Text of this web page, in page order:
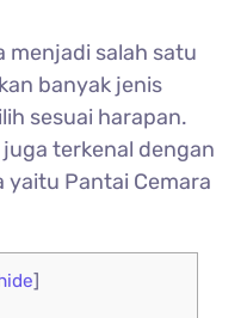
menjadi salah satu
banyak jenis
sesuai harapan.
juga terkenal dengan
yaitu Pantai Cemara
]